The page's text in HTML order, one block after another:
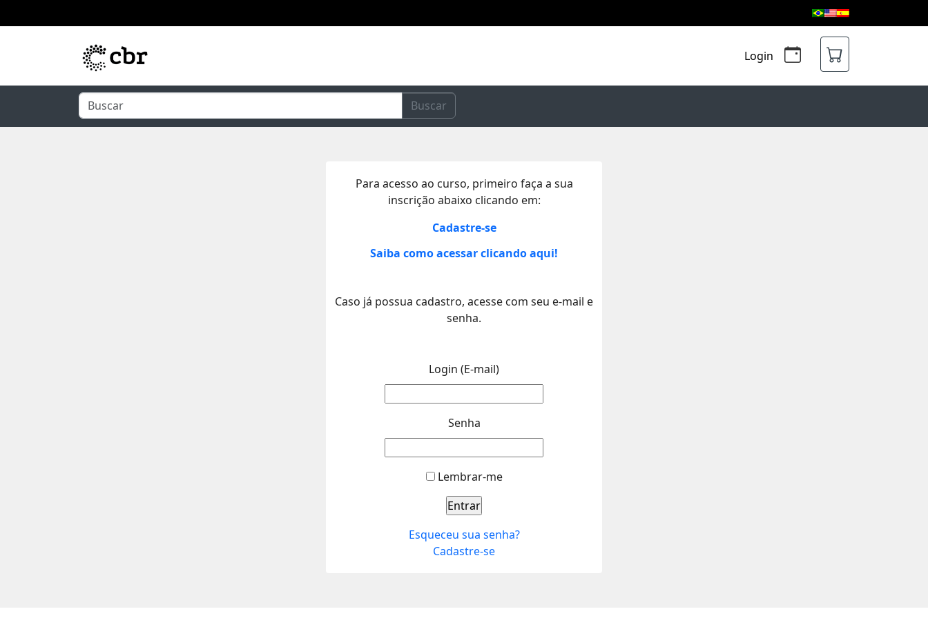
Login
Buscar
Para acesso ao curso, primeiro faça a sua
inscrição abaixo clicando em:
Cadastre-se
Saiba como acessar clicando aqui!
Caso já possua cadastro, acesse com seu e-mail e
senha.
Login (E-mail)
Senha
Lembrar-me
Esqueceu sua senha?
Cadastre-se